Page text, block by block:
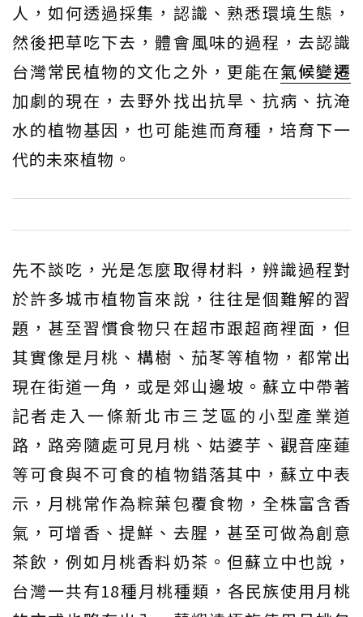
人，如何透過採集，認識、熟悉環境生態，
然後把草吃下去，體會風味的過程，去認識
台灣常民植物的文化之外，更能在氣候變遷
加劇的現在，去野外找出抗旱、抗病、抗淹
水的植物基因，也可能進而育種，培育下一
代的未來植物。
先不談吃，光是怎麼取得材料，辨識過程對
於許多城市植物盲來說，往往是個難解的習
題，甚至習慣食物只在超市跟超商裡面，但
其實像是月桃、構樹、茄苳等植物，都常出
現在街道一角，或是郊山邊坡。蘇立中帶著
記者走入一條新北市三芝區的小型產業道
路，路旁隨處可見月桃、姑婆芋、觀音座蓮
等可食與不可食的植物錯落其中，蘇立中表
示，月桃常作為粽葉包覆食物，全株富含香
氣，可增香、提鮮、去腥，甚至可做為創意
茶飲，例如月桃香料奶茶。但蘇立中也說，
台灣一共有18種月桃種類，各民族使用月桃